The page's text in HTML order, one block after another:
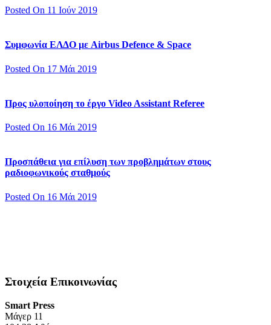
Posted On 11 Ιούν 2019
Συμφωνία ΕΛΔΟ με Airbus Defence & Space
Posted On 17 Μάι 2019
Προς υλοποίηση το έργο Video Assistant Referee
Posted On 16 Μάι 2019
Προσπάθεια για επίλυση των προβλημάτων στους
ραδιοφωνικούς σταθμούς
Posted On 16 Μάι 2019
Στοιχεία Επικοινωνίας
Smart Press
Mάγερ 11